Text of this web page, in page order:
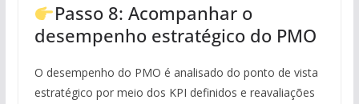
Passo 8: Acompanhar o
desempenho estratégico do PMO
O desempenho do PMO é analisado do ponto de vista
estratégico por meio dos KPI definidos e reavaliações